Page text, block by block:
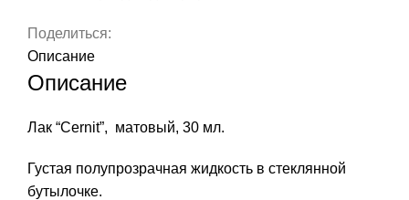
Поделиться:
Описание
Описание
Лак “Cernit”, матовый, 30 мл.
Густая полупрозрачная жидкость в стеклянной
бутылочке.